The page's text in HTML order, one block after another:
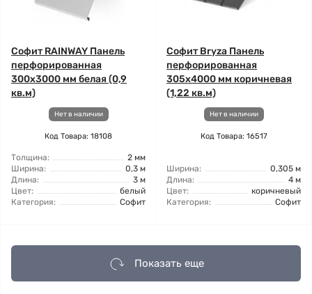
Софит RAINWAY Панель
перфорированная
300х3000 мм белая (0,9
кв.м)
Нет в наличии
Код Товара: 18108
Толщина:
2 мм
Ширина:
0,3 м
Длина:
3 м
Цвет:
белый
Категория:
Софит
Софит Bryza Панель
перфорированная
305х4000 мм коричневая
(1,22 кв.м)
Нет в наличии
Код Товара: 16517
Ширина:
0,305 м
Длина:
4 м
Цвет:
коричневый
Категория:
Софит
Показать еще